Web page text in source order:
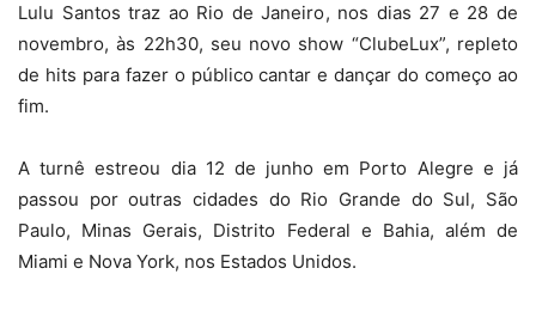
Lulu Santos traz ao Rio de Janeiro, nos dias 27 e 28 de
novembro, às 22h30, seu novo show “ClubeLux”, repleto
de hits para fazer o público cantar e dançar do começo ao
fim.
A turnê estreou dia 12 de junho em Porto Alegre e já
passou por outras cidades do Rio Grande do Sul, São
Paulo, Minas Gerais, Distrito Federal e Bahia, além de
Miami e Nova York, nos Estados Unidos.